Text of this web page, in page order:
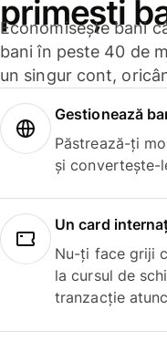
primești
Economisește bani
bani în peste 40 de
un singur cont,
Gestionează
Păstrează-ți
și convertește-
Un card
Nu-ți face griji
la cursul de
tranzacție